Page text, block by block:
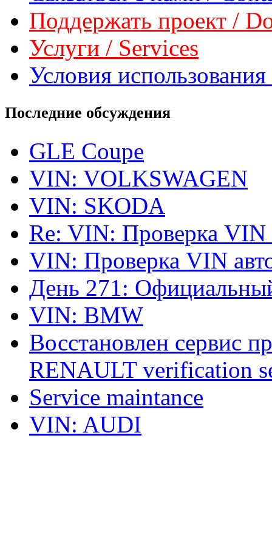
Поддержать проект /
Услуги / Services
Условия
Последние обсуждения
GLE Coupe
VIN: VOLKSWAGEN
VIN: SKODA
Re: VIN: Проверка VIN
VIN: Проверка VIN
День 271:
VIN: BMW
Восстановлен сервис
RENAULT verification
Service maintance
VIN: AUDI